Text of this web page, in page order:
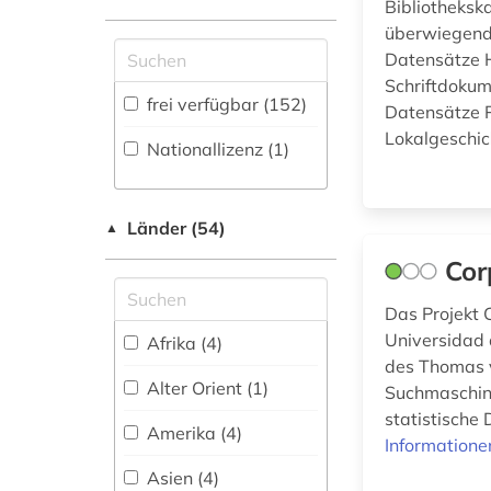
Mathematik (8)
Medien- und
Kommunikationswissenschaften,
Kommunikationsdesign (13)
Medizin (8)
Militärwissenschaft
Musikwissenschaft
(32)
Natur- und
Umweltschutz (3)
Pädagogik (8)
Philosophie (11)
august von (1)
aurelius augustinus
(2)
balkanromanistik (1)
bamberg (1)
barcelona (1)
bauschaden (1)
bautechnik (1)
bayerische
Zeitungs-,
Zeitschriftenbibliographie
(16)
frei verfügbar (152)
Nationallizenz (1)
▲ Länder (54)
Afrika (4)
Alter Orient (1)
Amerika (4)
Asien (4)
Datensätze
Datensätze
Das Projekt
Universidad
des Thomas
statistische